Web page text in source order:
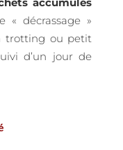
« décrassage »
trotting ou petit
d’un jour de